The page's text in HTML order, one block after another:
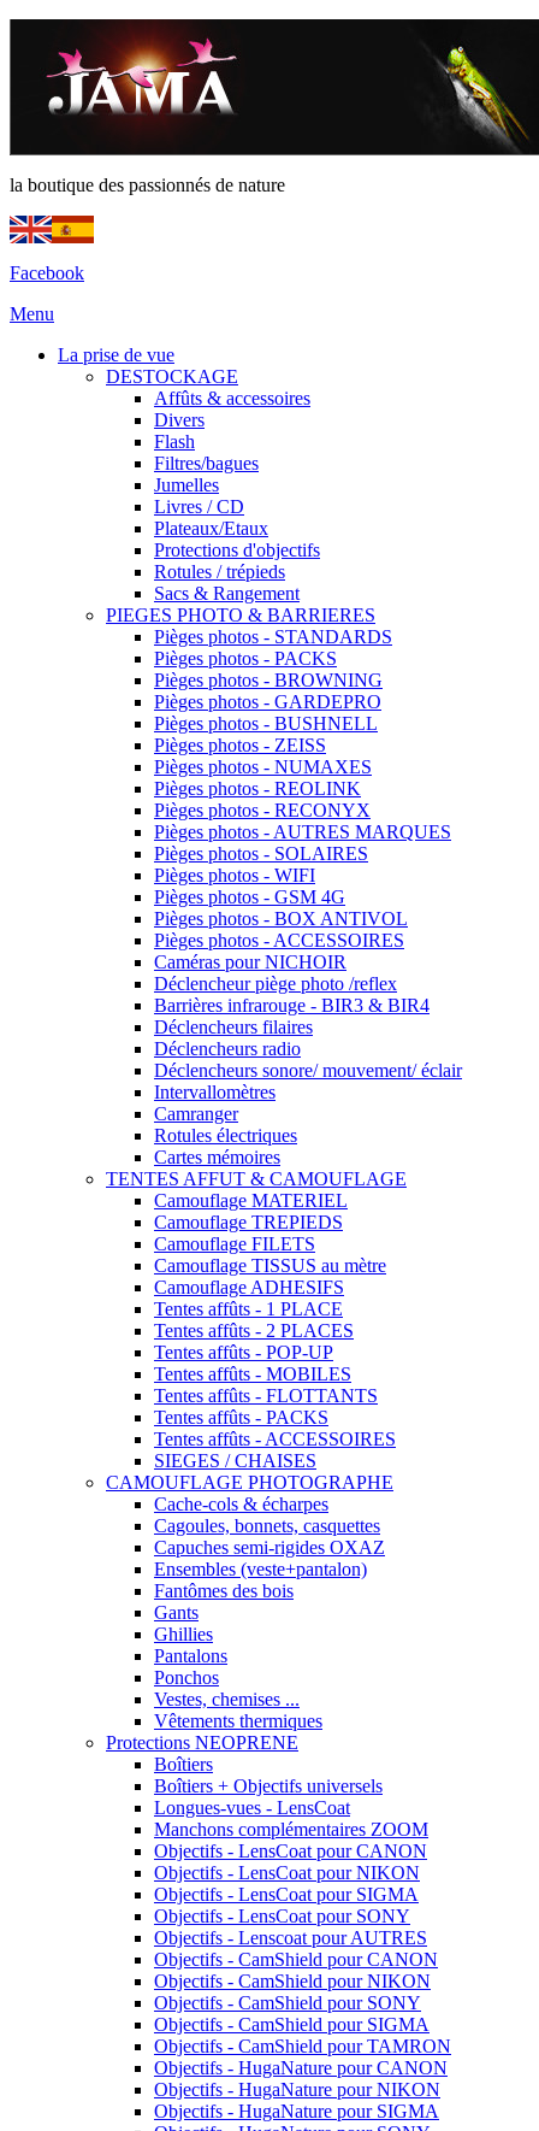
la boutique des passionnés de nature
Facebook
Menu
La prise de vue
DESTOCKAGE
Affûts & accessoires
Divers
Flash
Filtres/bagues
Jumelles
Livres / CD
Plateaux/Etaux
Protections d'objectifs
Rotules / trépieds
Sacs & Rangement
PIEGES PHOTO & BARRIERES
Pièges photos - STANDARDS
Pièges photos - PACKS
Pièges photos - BROWNING
Pièges photos - GARDEPRO
Pièges photos - BUSHNELL
Pièges photos - ZEISS
Pièges photos - NUMAXES
Pièges photos - REOLINK
Pièges photos - RECONYX
Pièges photos - AUTRES MARQUES
Pièges photos - SOLAIRES
Pièges photos - WIFI
Pièges photos - GSM 4G
Pièges photos - BOX ANTIVOL
Pièges photos - ACCESSOIRES
Caméras pour NICHOIR
Déclencheur piège photo /reflex
Barrières infrarouge - BIR3 & BIR4
Déclencheurs filaires
Déclencheurs radio
Déclencheurs sonore/ mouvement/ éclair
Intervallomètres
Camranger
Rotules électriques
Cartes mémoires
TENTES AFFUT & CAMOUFLAGE
Camouflage MATERIEL
Camouflage TREPIEDS
Camouflage FILETS
Camouflage TISSUS au mètre
Camouflage ADHESIFS
Tentes affûts - 1 PLACE
Tentes affûts - 2 PLACES
Tentes affûts - POP-UP
Tentes affûts - MOBILES
Tentes affûts - FLOTTANTS
Tentes affûts - PACKS
Tentes affûts - ACCESSOIRES
SIEGES / CHAISES
CAMOUFLAGE PHOTOGRAPHE
Cache-cols & écharpes
Cagoules, bonnets, casquettes
Capuches semi-rigides OXAZ
Ensembles (veste+pantalon)
Fantômes des bois
Gants
Ghillies
Pantalons
Ponchos
Vestes, chemises ...
Vêtements thermiques
Protections NEOPRENE
Boîtiers
Boîtiers + Objectifs universels
Longues-vues - LensCoat
Manchons complémentaires ZOOM
Objectifs - LensCoat pour CANON
Objectifs - LensCoat pour NIKON
Objectifs - LensCoat pour SIGMA
Objectifs - LensCoat pour SONY
Objectifs - Lenscoat pour AUTRES
Objectifs - CamShield pour CANON
Objectifs - CamShield pour NIKON
Objectifs - CamShield pour SONY
Objectifs - CamShield pour SIGMA
Objectifs - CamShield pour TAMRON
Objectifs - HugaNature pour CANON
Objectifs - HugaNature pour NIKON
Objectifs - HugaNature pour SIGMA